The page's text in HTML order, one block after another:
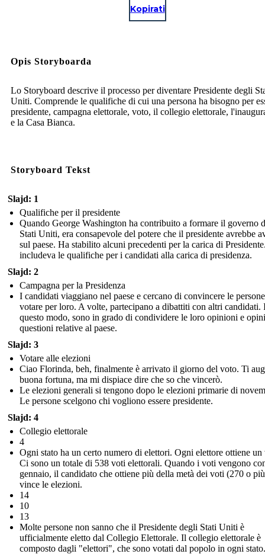
Kopirati
Opis Storyboarda
Lo Storyboard descrive il processo per diventare Presidente degli
Uniti. Comprende le qualifiche di cui una persona ha bisogno per
presidente, campagna elettorale, voto, il collegio elettorale,
e la Casa Bianca.
Storyboard Tekst
Slajd: 1
Qualifiche per il presidente
Quando George Washington ha contribuito a formare il governo
Stati Uniti, era consapevole del potere che il presidente avrebbe
sul paese. Ha stabilito alcuni precedenti per la carica di
includeva le qualifiche per i candidati alla carica di presidenza.
Slajd: 2
Campagna per la Presidenza
I candidati viaggiano nel paese e cercano di convincere le
votare per loro. A volte, partecipano a dibattiti con altri candidati.
questo modo, sono in grado di condividere le loro opinioni e
questioni relative al paese.
Slajd: 3
Votare alle elezioni
Ciao Florinda, beh, finalmente è arrivato il giorno del voto. Ti
buona fortuna, ma mi dispiace dire che so che vincerò.
Le elezioni generali si tengono dopo le elezioni primarie di
Le persone scelgono chi vogliono essere presidente.
Slajd: 4
Collegio elettorale
4
Ogni stato ha un certo numero di elettori. Ogni elettore ottiene un
Ci sono un totale di 538 voti elettorali. Quando i voti vengono
gennaio, il candidato che ottiene più della metà dei voti (270 o
vince le elezioni.
14
10
13
Molte persone non sanno che il Presidente degli Stati Uniti è
ufficialmente eletto dal Collegio Elettorale. Il collegio elettorale è
composto dagli "elettori", che sono votati dal popolo in ogni stato.